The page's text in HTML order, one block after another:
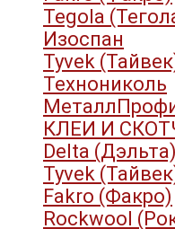
Tegola
Изоспан
Tyvek
Технониколь
КЛЕИ И
Delta (Дэльта)
Tyvek
Fakro (Факро)
Rockwool